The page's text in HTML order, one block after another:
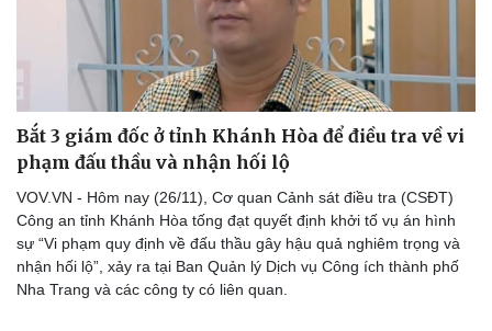
Bắt 3 giám đốc ở tỉnh Khánh Hòa để điều tra về vi
phạm đấu thầu và nhận hối lộ
VOV.VN - Hôm nay (26/11), Cơ quan Cảnh sát điều tra (CSĐT)
Công an tỉnh Khánh Hòa tống đạt quyết định khởi tố vụ án hình
sự “Vi phạm quy định về đấu thầu gây hậu quả nghiêm trọng và
nhận hối lộ”, xảy ra tại Ban Quản lý Dịch vụ Công ích thành phố
Nha Trang và các công ty có liên quan.